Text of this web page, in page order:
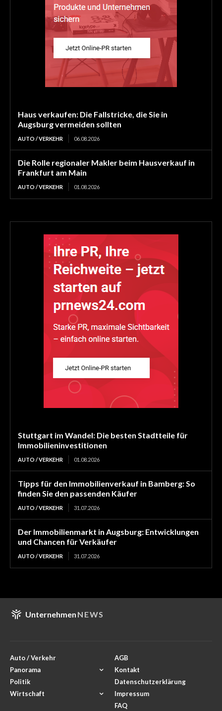
Haus verkaufen: Die Fallstricke, die Sie in
Augsburg vermeiden sollten
AUTO / VERKEHR 06.08.2026
Die Rolle regionaler Makler beim Hausverkauf in
Frankfurt am Main
AUTO / VERKEHR 01.08.2026
Stuttgart im Wandel: Die besten Stadtteile für
Immobilieninvestitionen
AUTO / VERKEHR 01.08.2026
Tipps für den Immobilienverkauf in Bamberg: So
finden Sie den passenden Käufer
AUTO / VERKEHR 31.07.2026
Der Immobilienmarkt in Augsburg: Entwicklungen
und Chancen für Verkäufer
AUTO / VERKEHR 31.07.2026
Unternehmen NEWS
Auto / Verkehr
Panorama
Politik
Wirtschaft
AGB
Kontakt
Datenschutzerklärung
Impressum
FAQ